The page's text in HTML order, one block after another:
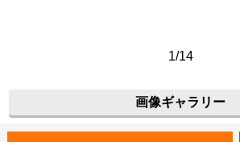
1/14
画像ギャラリー